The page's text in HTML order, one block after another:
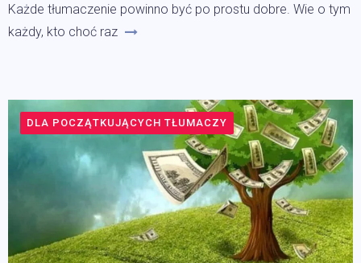
Każde tłumaczenie powinno być po prostu dobre. Wie o tym
każdy, kto choć raz
DLA POCZĄTKUJĄCYCH TŁUMACZY